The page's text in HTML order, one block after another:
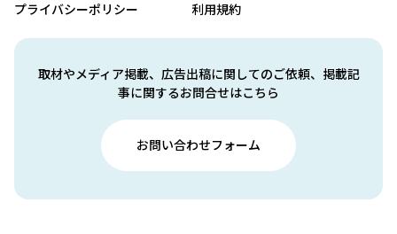
取材やメディア掲載、広告出稿に関してのご依頼、掲載記
事に関するお問合せはこちら
お問い合わせフォーム
プライバシーポリシー
利用規約